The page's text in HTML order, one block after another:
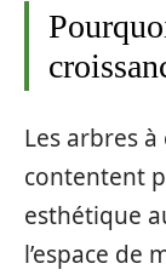
Les arbres
contentent
esthétique
l’espace de